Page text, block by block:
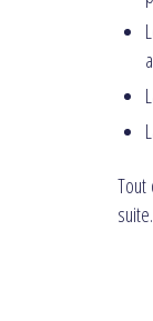
Tout
suite.